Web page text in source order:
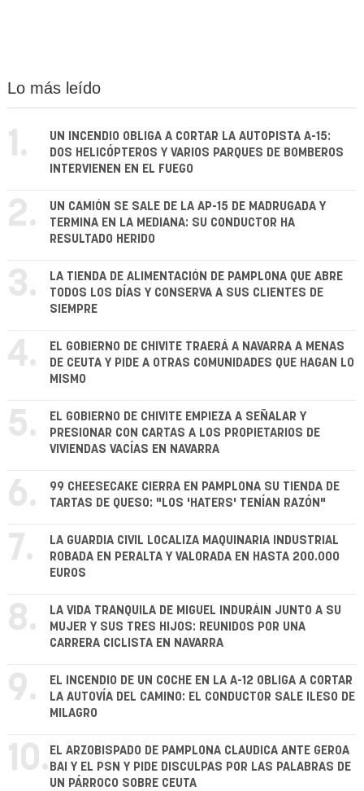
Lo más leído
1.
UN INCENDIO OBLIGA A CORTAR LA AUTOPISTA A-15:
DOS HELICÓPTEROS Y VARIOS PARQUES DE BOMBEROS
INTERVIENEN EN EL FUEGO
2.
UN CAMIÓN SE SALE DE LA AP-15 DE MADRUGADA Y
TERMINA EN LA MEDIANA: SU CONDUCTOR HA
RESULTADO HERIDO
3.
LA TIENDA DE ALIMENTACIÓN DE PAMPLONA QUE ABRE
TODOS LOS DÍAS Y CONSERVA A SUS CLIENTES DE
SIEMPRE
4.
EL GOBIERNO DE CHIVITE TRAERÁ A NAVARRA A MENAS
DE CEUTA Y PIDE A OTRAS COMUNIDADES QUE HAGAN LO
MISMO
5.
EL GOBIERNO DE CHIVITE EMPIEZA A SEÑALAR Y
PRESIONAR CON CARTAS A LOS PROPIETARIOS DE
VIVIENDAS VACÍAS EN NAVARRA
6.
99 CHEESECAKE CIERRA EN PAMPLONA SU TIENDA DE
TARTAS DE QUESO: "LOS 'HATERS' TENÍAN RAZÓN"
7.
LA GUARDIA CIVIL LOCALIZA MAQUINARIA INDUSTRIAL
ROBADA EN PERALTA Y VALORADA EN HASTA 200.000
EUROS
8.
LA VIDA TRANQUILA DE MIGUEL INDURÁIN JUNTO A SU
MUJER Y SUS TRES HIJOS: REUNIDOS POR UNA
CARRERA CICLISTA EN NAVARRA
9.
EL INCENDIO DE UN COCHE EN LA A-12 OBLIGA A CORTAR
LA AUTOVÍA DEL CAMINO: EL CONDUCTOR SALE ILESO DE
MILAGRO
10. EL ARZOBISPADO DE PAMPLONA CLAUDICA ANTE GEROA
BAI Y EL PSN Y PIDE DISCULPAS POR LAS PALABRAS DE
UN PÁRROCO SOBRE CEUTA